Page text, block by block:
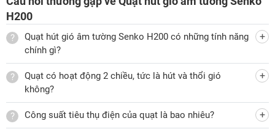
Quạt thông gió Senko H200 được trang bị 5 cánh quạt với
sải cánh 20cm. Các cánh quạt được bố trí cân đối trong
khung quạt nhằm hỗ trợ tạo luồng gió khi thiết bị vận hành,
góp phần duy trì quá trình lưu thông không khí trong không
gian lắp đặt.
Sản phẩm có lưu lượng gió khoảng 37m³/phút, có 1 tốc độ
gió, hỗ trợ quá trình trao đổi không khí giữa không gian trong
H200
Quạt hút gió âm tường Senko H200 có những tính năng
chính gì?
Quạt có hoạt động 2 chiều, tức là hút và thổi gió
không?
Công suất tiêu thụ điện của quạt là bao nhiêu?